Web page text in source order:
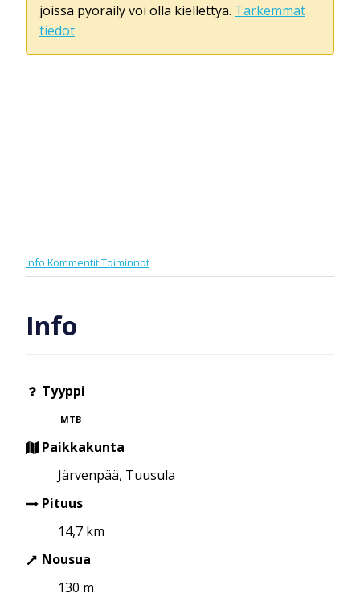
joissa pyöräily voi olla kiellettyä. Tarkemmat
tiedot
Info KommentitToiminnot
Info
Tyyppi
MTB
Paikkakunta
Järvenpää, Tuusula
Pituus
14,7 km
Nousua
130 m